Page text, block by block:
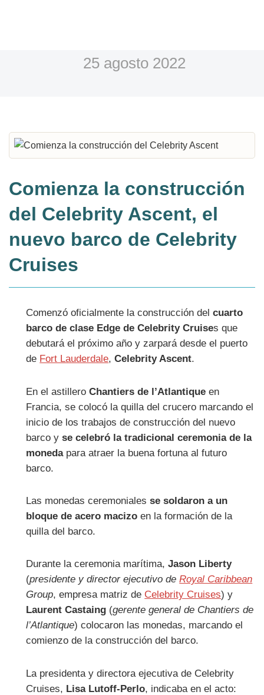
25 agosto 2022
Comienza la construcción
del Celebrity Ascent, el
nuevo barco de Celebrity
Cruises
Comenzó oficialmente la construcción delcuarto
barco de clase Edge de Celebrity Cruises que
debutará el próximo año y zarpará desde el puerto
de Fort Lauderdale,Celebrity Ascent.
En el astilleroChantiers de l’Atlantique en
Francia, se colocó la quilla del crucero marcando el
inicio de los trabajos de construcción del nuevo
barco yse celebró la tradicional ceremonia de la
monedapara atraer la buena fortuna al futuro
barco.
Las monedas ceremonialesse soldaron a un
bloque de acero macizo en la formación de la
quilla del barco.
Durante la ceremonia marítima,Jason Liberty
(presidente y director ejecutivo deRoyal Caribbean
Group, empresa matriz de Celebrity Cruises) y
Laurent Castaing (gerente general de Chantiers de
l’Atlantique) colocaron las monedas, marcando el
comienzo de la construcción del barco.
La presidenta y directora ejecutiva de Celebrity
Cruises, Lisa Lutoff-Perlo, indicaba en el acto: